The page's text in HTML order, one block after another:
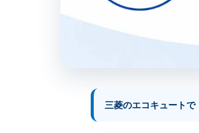
三菱のエコキュートで